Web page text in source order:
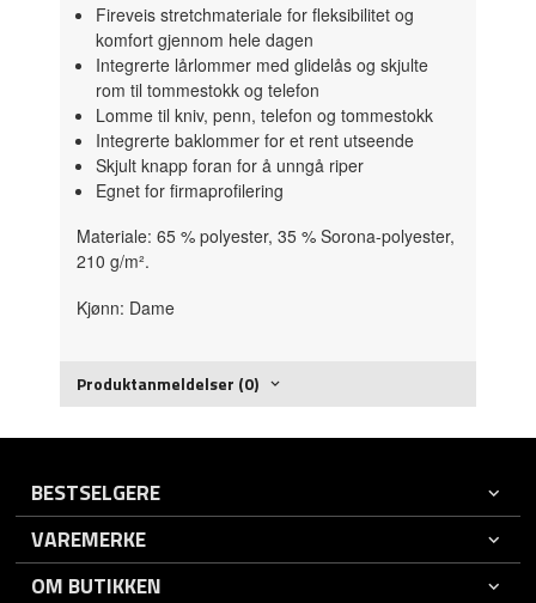
Fireveis stretchmateriale for fleksibilitet og
komfort gjennom hele dagen
Integrerte lårlommer med glidelås og skjulte
rom til tommestokk og telefon
Lomme til kniv, penn, telefon og tommestokk
Integrerte baklommer for et rent utseende
Skjult knapp foran for å unngå riper
Egnet for firmaprofilering
Materiale: 65 % polyester, 35 % Sorona-polyester,
210 g/m².
Kjønn: Dame
Produktanmeldelser (0)
BESTSELGERE
VAREMERKE
OM BUTIKKEN